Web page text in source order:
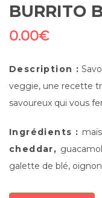
BURRITO
0.00€
Description :
veggie, une recette
savoureux qui vous
Ingrédients :
cheddar,
galette de blé,